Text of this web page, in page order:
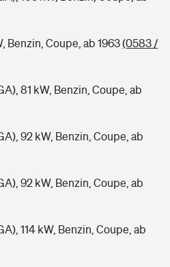
für deine Kids
Benzin, Coupe, ab 1963(0583 /
81 kW, Benzin, Coupe, ab
92 kW, Benzin, Coupe, ab
92 kW, Benzin, Coupe, ab
114 kW, Benzin, Coupe, ab